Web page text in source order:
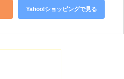
Yahoo!ショッピングで見る